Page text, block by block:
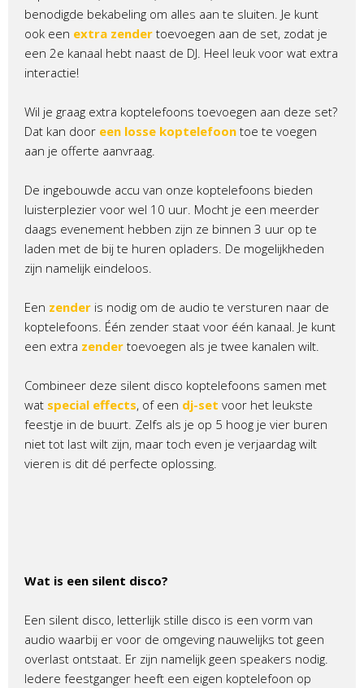
benodigde bekabeling om alles aan te sluiten. Je kunt
ook een extra zender toevoegen aan de set, zodat je
een 2e kanaal hebt naast de DJ. Heel leuk voor wat extra
interactie!
Wil je graag extra koptelefoons toevoegen aan deze set?
Dat kan door een losse koptelefoon toe te voegen
aan je offerte aanvraag.
De ingebouwde accu van onze koptelefoons bieden
luisterplezier voor wel 10 uur. Mocht je een meerder
daags evenement hebben zijn ze binnen 3 uur op te
laden met de bij te huren opladers. De mogelijkheden
zijn namelijk eindeloos.
Een zender is nodig om de audio te versturen naar de
koptelefoons. Één zender staat voor één kanaal. Je kunt
een extra zender toevoegen als je twee kanalen wilt.
Combineer deze silent disco koptelefoons samen met
wat special effects, of een dj-set voor het leukste
feestje in de buurt. Zelfs als je op 5 hoog je vier buren
niet tot last wilt zijn, maar toch even je verjaardag wilt
vieren is dit dé perfecte oplossing.
Wat is een silent disco?
Een silent disco, letterlijk stille disco is een vorm van
audio waarbij er voor de omgeving nauwelijks tot geen
overlast ontstaat. Er zijn namelijk geen speakers nodig.
Iedere feestganger heeft een eigen koptelefoon op